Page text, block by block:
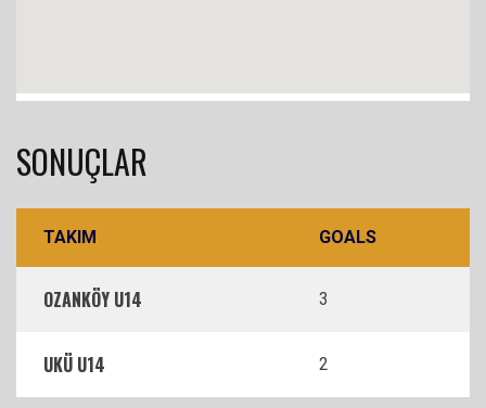
SONUÇLAR
TAKIM GOALS
OZANKÖY U14 3
UKÜ U14 2